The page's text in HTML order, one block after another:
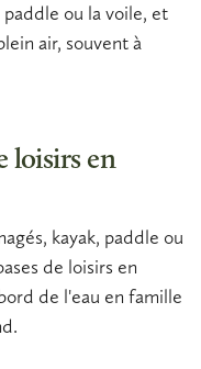
paddle ou la voile, et
air, souvent à
loisirs en
kayak, paddle ou
de loisirs en
de l'eau en famille